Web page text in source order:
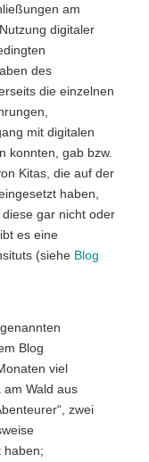
am
digitaler
des
die einzelnen
mit digitalen
konnten, gab bzw.
Kitas, die auf der
haben,
gar nicht oder
es eine
(siehe Blog
Blog
viel
Wald aus
zwei
haben;